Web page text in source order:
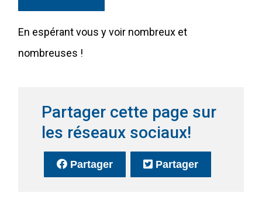
En espérant vous y voir nombreux et
nombreuses !
Partager cette page sur
les réseaux sociaux!
Partagersur Facebook
(Ce lien s'ouvrira dans une
Partagersur Twitter
(Ce lien